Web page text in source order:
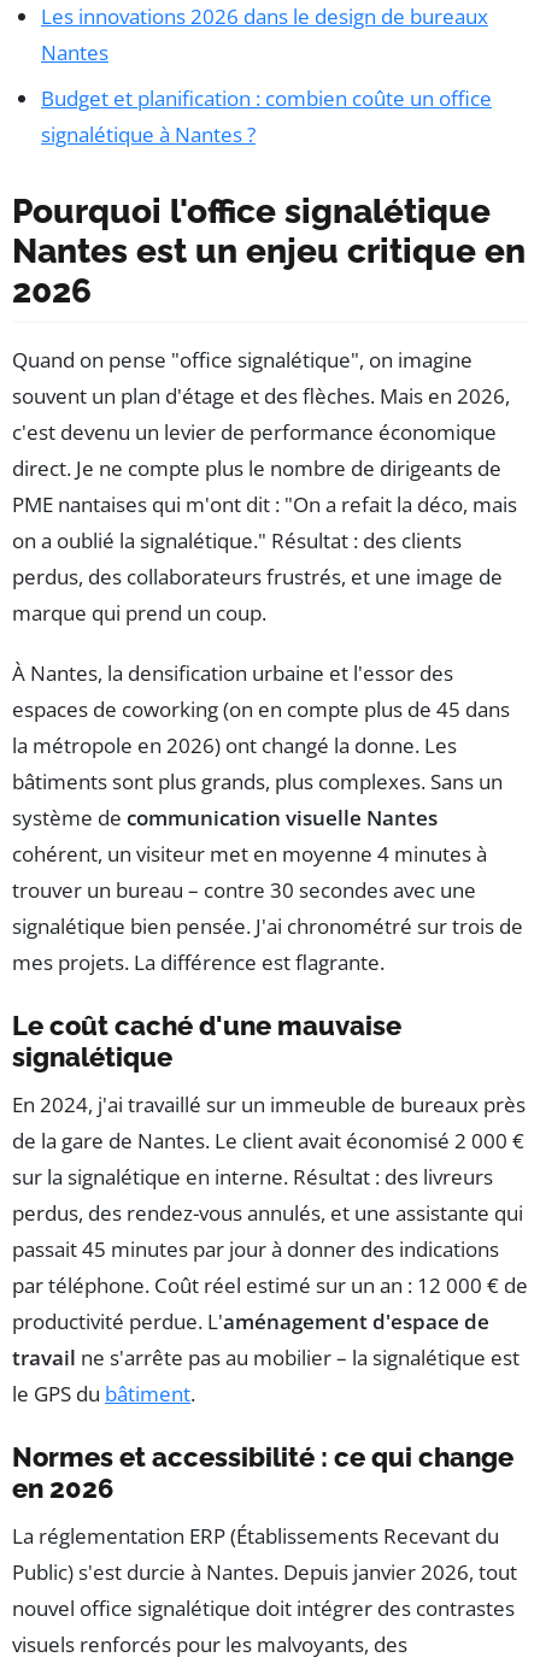
Les innovations 2026 dans le design de bureaux
Nantes
Budget et planification : combien coûte un office
signalétique à Nantes ?
Pourquoi l'office signalétique
Nantes est un enjeu critique en
2026
Quand on pense "office signalétique", on imagine
souvent un plan d'étage et des flèches. Mais en 2026,
c'est devenu un levier de performance économique
direct. Je ne compte plus le nombre de dirigeants de
PME nantaises qui m'ont dit : "On a refait la déco, mais
on a oublié la signalétique." Résultat : des clients
perdus, des collaborateurs frustrés, et une image de
marque qui prend un coup.
À Nantes, la densification urbaine et l'essor des
espaces de coworking (on en compte plus de 45 dans
la métropole en 2026) ont changé la donne. Les
bâtiments sont plus grands, plus complexes. Sans un
système de communication visuelle Nantes
cohérent, un visiteur met en moyenne 4 minutes à
trouver un bureau – contre 30 secondes avec une
signalétique bien pensée. J'ai chronométré sur trois de
mes projets. La différence est flagrante.
Le coût caché d'une mauvaise
signalétique
En 2024, j'ai travaillé sur un immeuble de bureaux près
de la gare de Nantes. Le client avait économisé 2 000 €
sur la signalétique en interne. Résultat : des livreurs
perdus, des rendez-vous annulés, et une assistante qui
passait 45 minutes par jour à donner des indications
par téléphone. Coût réel estimé sur un an : 12 000 € de
productivité perdue. L'aménagement d'espace de
travail ne s'arrête pas au mobilier – la signalétique est
le GPS du bâtiment.
Normes et accessibilité : ce qui change
en 2026
La réglementation ERP (Établissements Recevant du
Public) s'est durcie à Nantes. Depuis janvier 2026, tout
nouvel office signalétique doit intégrer des contrastes
visuels renforcés pour les malvoyants, des